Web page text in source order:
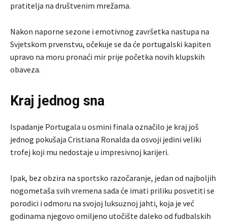
pratitelja na društvenim mrežama.
Nakon naporne sezone i emotivnog završetka nastupa na
Svjetskom prvenstvu, očekuje se da će portugalski kapiten
upravo na moru pronaći mir prije početka novih klupskih
obaveza.
Kraj jednog sna
Ispadanje Portugala u osmini finala označilo je kraj još
jednog pokušaja Cristiana Ronalda da osvoji jedini veliki
trofej koji mu nedostaje u impresivnoj karijeri.
Ipak, bez obzira na sportsko razočaranje, jedan od najboljih
nogometaša svih vremena sada će imati priliku posvetiti se
porodici i odmoru na svojoj luksuznoj jahti, koja je već
godinama njegovo omiljeno utočište daleko od fudbalskih